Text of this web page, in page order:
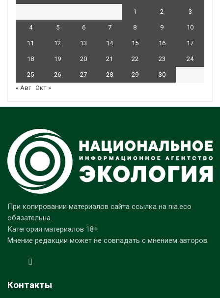
1 2 3
4 5 6 7 8 9 10
11 12 13 14 15 16 17
18 19 20 21 22 23 24
25 26 27 28 29
30
« Авг Окт »
При копировании материалов сайта ссылка на nia.eco
обязательна.
Категория материалов 18+
Мнение редакции может не совпадать с мнением авторов.
Контакты